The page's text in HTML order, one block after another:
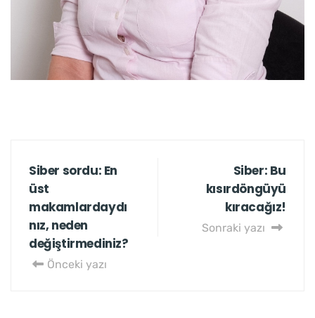
Siber sordu: En
üst
makamlardaydı
nız, neden
değiştirmediniz?
Önceki yazı
Siber: Bu
kısırdöngüyü
kıracağız!
Sonraki yazı